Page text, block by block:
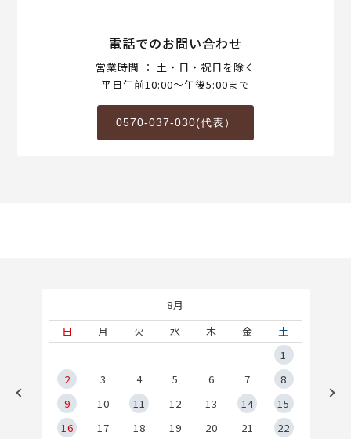
電話でのお問い合わせ
営業時間 ： 土・日・祝日を除く
平日午前10:00～午後5:00まで
0570-037-030(代表）
8月
日
月 火 水 木 金
土
1
2
3 4 5 6 7
8
9
10 11 12 13 14
15
16
17 18 19 20 21
22